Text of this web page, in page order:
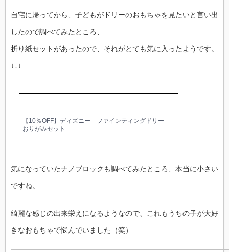
自宅に帰ってから、子どもがドリーのおもちゃを見たいと言い出
したので調べてみたところ、
折り紙セットがあったので、それがとても気に入ったようです。
↓↓↓
【10％OFF】ディズニー ファインティングドリー
おりがみセット
気になっていたナノブロックも調べてみたところ、本当に小さい
ですね。
綺麗な感じの出来栄えになるようなので、これもうちの子が大好
きなおもちゃで悩んでいました（笑）